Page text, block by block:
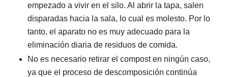
empezado a vivir en el silo. Al abrir la tapa, salen
disparadas hacia la sala, lo cual es molesto. Por lo
tanto, el aparato no es muy adecuado para la
eliminación diaria de residuos de comida.
No es necesario retirar el compost en ningún caso,
ya que el proceso de descomposición continúa